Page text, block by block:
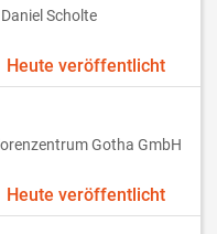
Scholte
Heute veröffentlicht
Gotha GmbH
Heute veröffentlicht